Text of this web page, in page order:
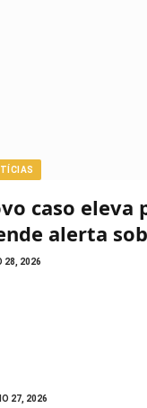
caso eleva
alerta
28, 2026
27, 2026